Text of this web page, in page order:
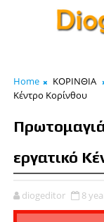
Home ΚΟΡΙΝΘΙΑ
Κέντρο Κορίνθου
εργατικό
diogeditor 8